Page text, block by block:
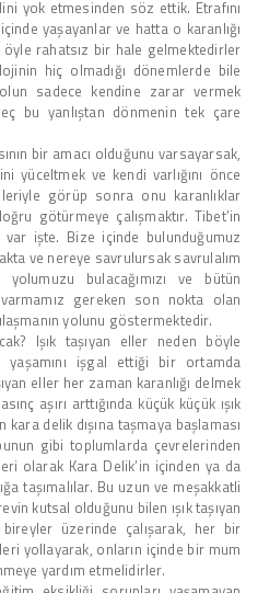
yok etmesinden söz ettik. Etrafını
yaşayanlar ve hatta o karanlığı
rahatsız bir hale gelmektedirler
hiç olmadığı dönemlerde bile
sadece kendine zarar vermek
bu yanlıştan dönmenin tek çare
bir amacı olduğunu varsayarsak,
yüceltmek ve kendi varlığını önce
görüp sonra onu karanlıklar
götürmeye çalışmaktır. Tibet’in
işte. Bize içinde bulunduğumuz
ve nereye savrulursak savrulalım
bulacağımızı ve bütün
varmamız gereken son nokta olan
ulaşmanın yolunu göstermektedir.
Işık taşıyan eller neden böyle
yaşamını işgal ettiği bir ortamda
eller her zaman karanlığı delmek
aşırı arttığında küçük küçük ışık
kara delik dışına taşmaya başlaması
gibi toplumlarda çevrelerinden
olarak Kara Delik’in içinden ya da
taşımalılar. Bu uzun ve meşakkatli
kutsal olduğunu bilen ışık taşıyan
üzerinde çalışarak, her bir
yollayarak, onların içinde bir mum
yardım etmelidirler.